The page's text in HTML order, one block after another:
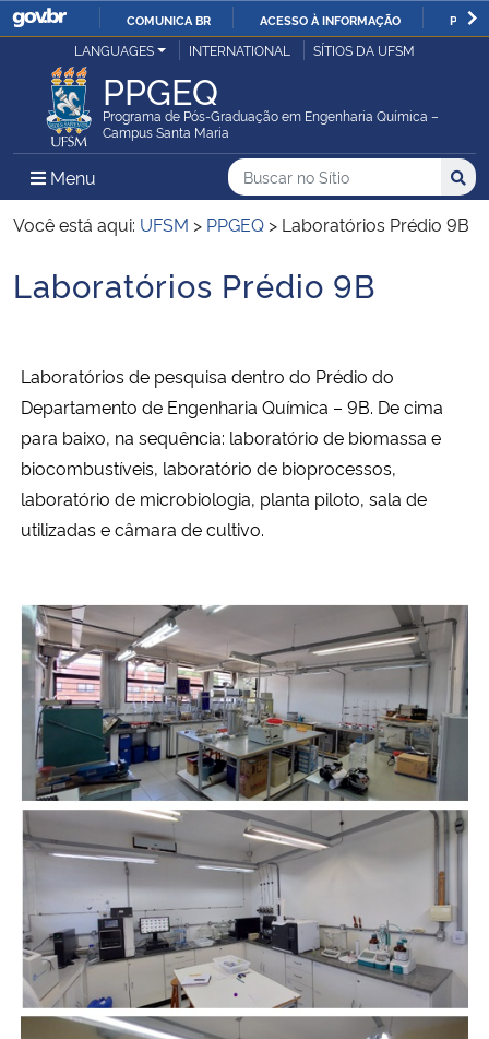
IR
O
COMUNICA BR ACESSO À INFORMAÇÃO
Ministério da Justiça e Segurança Pública
Ministério da Defesa
Ministério das Relações Exteriores
Ministério da Economia
Ministério da Agricultura, Pecuária e Abastecimento
Ministério da Educação
Ministério da Cidadania
Ministério de Minas e Energia
Ministério da Ciência, Tecnologia, Inovações e Comunicações
Ministério do Meio Ambiente
Ministério do Turismo
Ministério do Desenvolvimento Regional
Controladoria-Geral da União
Ministério da Mulher, da Família e dos Direitos Humanos
Secretaria-Geral
LANGUAGES INTERNATIONAL SÍTIOS DA UFSM
PPGEQ
Programa de Pós-Graduação em Engenharia Química –
Campus Santa Maria
Menu Menu Principal do Sítio
Busca
Buscar no no Sítio
Busca:
Você está aqui: UFSM > PPGEQ > Laboratórios Prédio 9B
Início do conteúdo
Laboratórios Prédio 9B
Laboratórios de pesquisa dentro do Prédio do
Departamento de Engenharia Química – 9B. De cima
para baixo, na sequência: laboratório de biomassa e
biocombustíveis, laboratório de bioprocessos,
laboratório de microbiologia, planta piloto, sala de
utilizadas e câmara de cultivo.